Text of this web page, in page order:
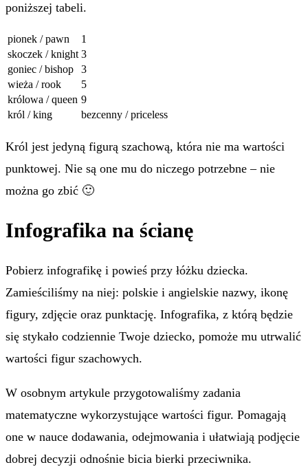
poniższej tabeli.
pionek / pawn
1
skoczek / knight 3
goniec / bishop
3
wieża / rook
5
królowa / queen 9
król / king
bezcenny / priceless
Król jest jedyną figurą szachową, która nie ma wartości
punktowej. Nie są one mu do niczego potrzebne – nie
można go zbić 🙂
Infografika na ścianę
Pobierz infografikę i powieś przy łóżku dziecka.
Zamieściliśmy na niej: polskie i angielskie nazwy, ikonę
figury, zdjęcie oraz punktację. Infografika, z którą będzie
się stykało codziennie Twoje dziecko, pomoże mu utrwalić
wartości figur szachowych.
W osobnym artykule przygotowaliśmy zadania
matematyczne wykorzystujące wartości figur. Pomagają
one w nauce dodawania, odejmowania i ułatwiają podjęcie
dobrej decyzji odnośnie bicia bierki przeciwnika.